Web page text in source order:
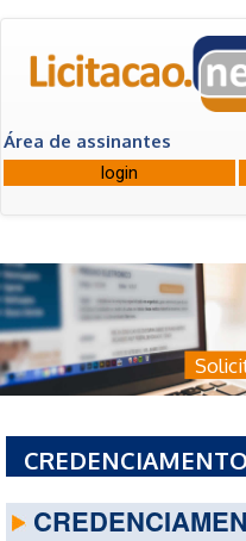
Área de assinantes